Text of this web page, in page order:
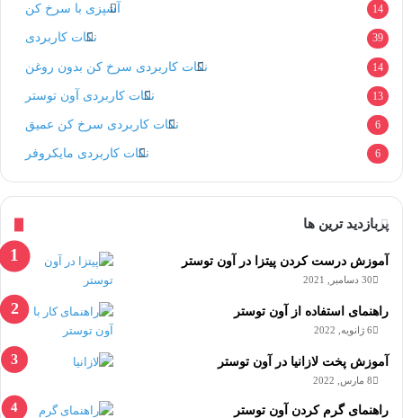
آشپزی با سرخ کن 14
نکات کاربردی 39
نکات کاربردی سرخ کن بدون روغن 14
نکات کاربردی آون توستر 13
نکات کاربردی سرخ کن عمیق 6
نکات کاربردی مایکروفر 6
پربازدید ترین ها
آموزش درست کردن پیتزا در آون توستر
30 دسامبر, 2021
راهنمای استفاده از آون توستر
6 ژانویه, 2022
آموزش پخت لازانیا در آون توستر
8 مارس, 2022
راهنمای گرم کردن آون توستر